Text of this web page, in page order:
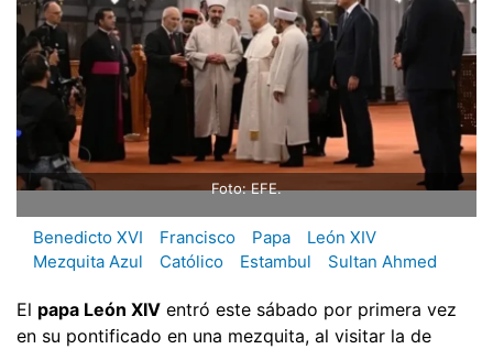
Foto: EFE.
Benedicto XVI Francisco Papa
León XIV
Mezquita Azul
Católico Estambul Sultan Ahmed
El papa León XIV entró este sábado por primera vez
en su pontificado en una mezquita, al visitar la de